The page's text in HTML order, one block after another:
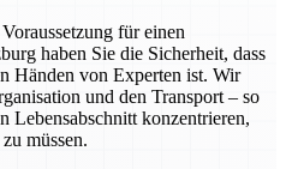
für einen
haben Sie die Sicherheit, dass
Händen von Experten ist. Wir
und den Transport – so
Lebensabschnitt konzentrieren,
müssen.